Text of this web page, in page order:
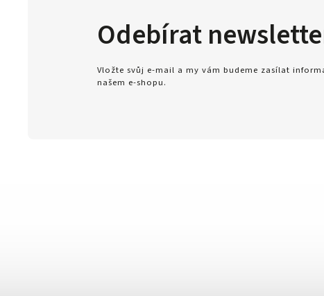
Odebírat
Vložte svůj e-mail a my vám budeme zasílat
našem e-shopu.